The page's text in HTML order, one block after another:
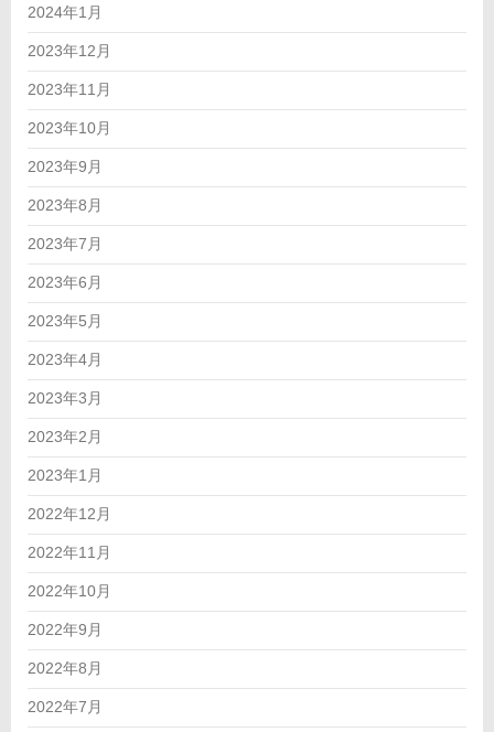
2024年1月
2023年12月
2023年11月
2023年10月
2023年9月
2023年8月
2023年7月
2023年6月
2023年5月
2023年4月
2023年3月
2023年2月
2023年1月
2022年12月
2022年11月
2022年10月
2022年9月
2022年8月
2022年7月